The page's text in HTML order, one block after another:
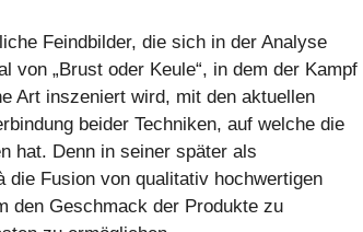
Feindbilder, die sich in der Analyse
„Brust oder Keule“, in dem der Kampf
Art inszeniert wird, mit den aktuellen
beider Techniken, auf welche die
hat. Denn in seiner später als
die Fusion von qualitativ hochwertigen
den Geschmack der Produkte zu